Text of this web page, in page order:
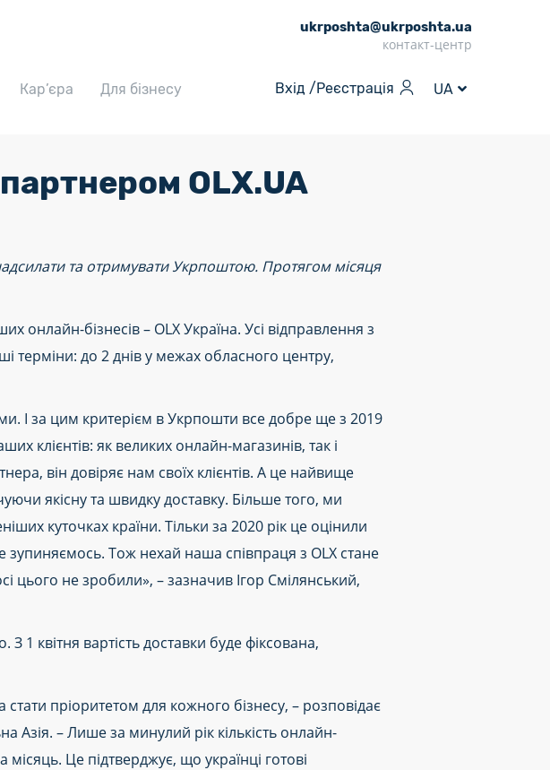
ukrposhta@ukrposhta.ua
контакт-центр
Кар’єра Для бізнесу Вхід /Реєстрація UA
OLX.UA
та отримувати Укрпоштою. Протягом місяця
онлайн-бізнесів – OLX Україна. Усі відправлення з
терміни: до 2 днів у межах обласного центру,
І за цим критерієм в Укрпошти все добре ще з 2019
клієнтів: як великих онлайн-магазинів, так і
він довіряє нам своїх клієнтів. А це найвище
якісну та швидку доставку. Більше того, ми
куточках країни. Тільки за 2020 рік це оцінили
зупиняємось. Тож нехай наша співпраця з ОLX стане
не зробили», – зазначив Ігор Смілянський,
квітня вартість доставки буде фіксована,
пріоритетом для кожного бізнесу, – розповідає
Азія. – Лише за минулий рік кількість онлайн-
Це підтверджує, що українці готові